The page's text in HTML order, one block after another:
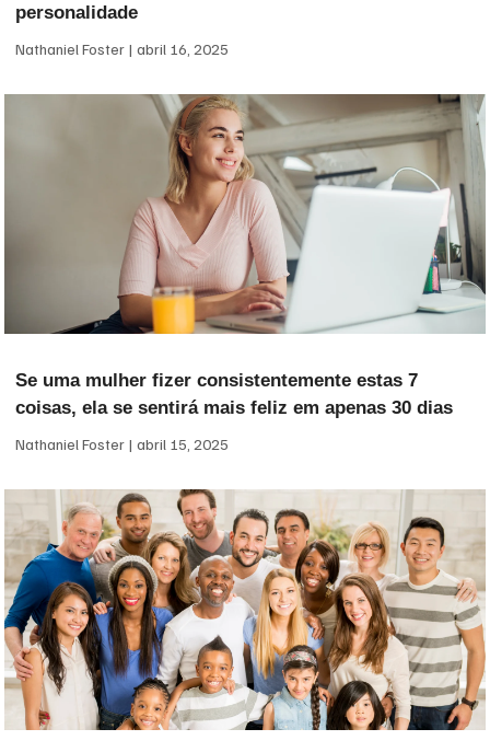
personalidade
Nathaniel Foster abril 16, 2025
Se uma mulher fizer consistentemente estas 7
coisas, ela se sentirá mais feliz em apenas 30 dias
Nathaniel Foster abril 15, 2025